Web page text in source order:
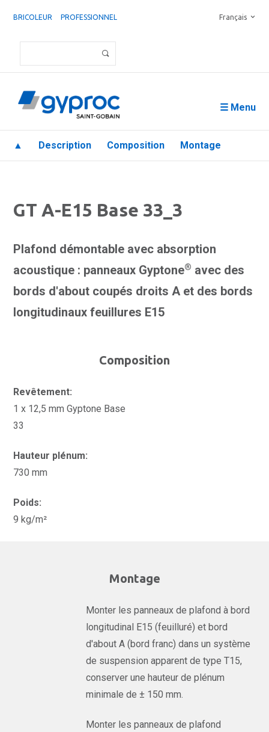
BRICOLEUR PROFESSIONNEL Français
☰ Menu
▲ Description Composition Montage
GT A-E15 Base 33_3
Plafond démontable avec absorption
acoustique : panneaux Gyptone® avec des
bords d'about coupés droits A et des bords
longitudinaux feuillures E15
Composition
Revêtement:
1 x 12,5 mm Gyptone Base
33
Hauteur plénum:
730 mm
Poids:
9 kg/m²
Montage
Monter les panneaux de plafond à bord
longitudinal E15 (feuilluré) et bord
d'about A (bord franc) dans un système
de suspension apparent de type T15,
conserver une hauteur de plénum
minimale de ± 150 mm.
Monter les panneaux de plafond